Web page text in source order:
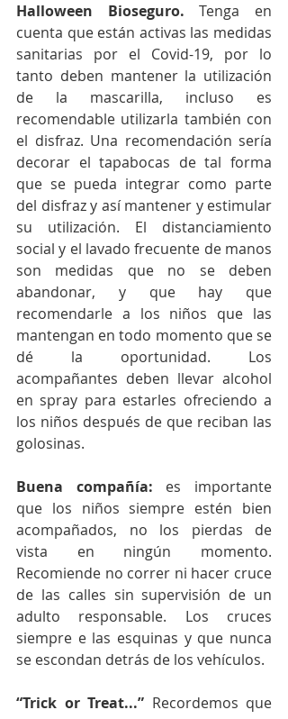
Halloween Bioseguro. Tenga en
cuenta que están activas las medidas
sanitarias por el Covid-19, por lo
tanto deben mantener la utilización
de la mascarilla, incluso es
recomendable utilizarla también con
el disfraz. Una recomendación sería
decorar el tapabocas de tal forma
que se pueda integrar como parte
del disfraz y así mantener y estimular
su utilización. El distanciamiento
social y el lavado frecuente de manos
son medidas que no se deben
abandonar, y que hay que
recomendarle a los niños que las
mantengan en todo momento que se
dé la oportunidad. Los
acompañantes deben llevar alcohol
en spray para estarles ofreciendo a
los niños después de que reciban las
golosinas.
Buena compañía: es importante
que los niños siempre estén bien
acompañados, no los pierdas de
vista en ningún momento.
Recomiende no correr ni hacer cruce
de las calles sin supervisión de un
adulto responsable. Los cruces
siempre e las esquinas y que nunca
se escondan detrás de los vehículos.
“Trick or Treat...” Recordemos que